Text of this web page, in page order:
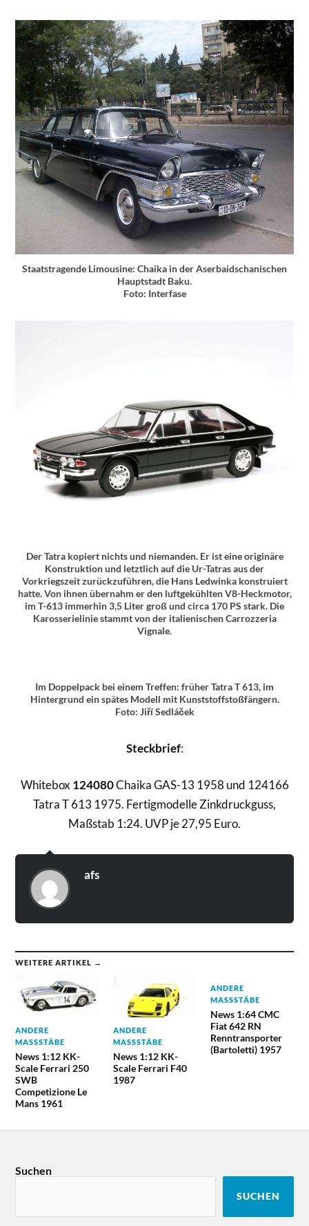
Staatstragende Limousine: Chaika in der Aserbaidschanischen
Hauptstadt Baku.
Foto: Interfase
Der Tatra kopiert nichts und niemanden. Er ist eine originäre
Konstruktion und letztlich auf die Ur-Tatras aus der
Vorkriegszeit zurückzuführen, die Hans Ledwinka konstruiert
hatte. Von ihnen übernahm er den luftgekühlten V8-Heckmotor,
im T-613 immerhin 3,5 Liter groß und circa 170 PS stark. Die
Karosserielinie stammt von der italienischen Carrozzeria
Vignale.
Im Doppelpack bei einem Treffen: früher Tatra T 613, im
Hintergrund ein spätes Modell mit Kunststoffstoßfängern.
Foto: Jiří Sedláček
Steckbrief:
Whitebox 124080Chaika GAS-13 1958 und 124166
Tatra T 613 1975. Fertigmodelle Zinkdruckguss,
Maßstab 1:24. UVP je 27,95 Euro.
afs
WEITERE ARTIKEL →
ANDERE
MASSSTÄBE
News 1:12 KK-
Scale Ferrari 250
SWB
Competizione Le
Mans 1961
ANDERE
MASSSTÄBE
News 1:12 KK-
Scale Ferrari F40
1987
ANDERE
MASSSTÄBE
News 1:64 CMC
Fiat 642 RN
Renntransporter
(Bartoletti) 1957
Suchen
SUCHEN